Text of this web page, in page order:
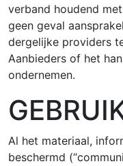
verband houdend
geen geval
dergelijke providers
Aanbieders of het
ondernemen.
Al het materiaal,
beschermd